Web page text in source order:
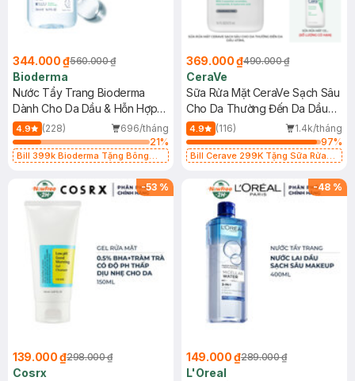
344.000 ₫560.000 ₫
Bioderma
Nước Tẩy Trang Bioderma
Dành Cho Da Dầu & Hỗn Hợp
500ml
4.9 (228)
696/tháng
21%
Bill 399k Bioderma Tặng Bông
369.000 ₫490.000 ₫
CeraVe
Sữa Rửa Mặt CeraVe Sạch Sâu
Cho Da Thường Đến Da Dầu
473ml
4.9 (116)
1.4k/tháng
97%
Bill Cerave 299K Tặng Sữa Rửa
-53 %
139.000 ₫298.000 ₫
Cosrx
-48 %
149.000 ₫289.000 ₫
L'Oreal